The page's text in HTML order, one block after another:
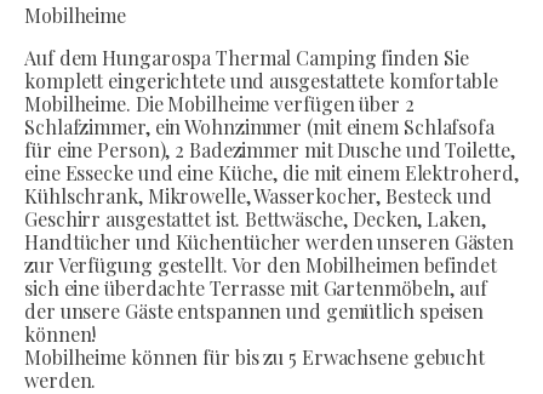
Mobilheime
Auf dem Hungarospa Thermal Camping finden Sie
komplett eingerichtete und ausgestattete komfortable
Mobilheime. Die Mobilheime verfügen über 2
Schlafzimmer, ein Wohnzimmer (mit einem Schlafsofa
für eine Person), 2 Badezimmer mit Dusche und Toilette,
eine Essecke und eine Küche, die mit einem Elektroherd,
Kühlschrank, Mikrowelle, Wasserkocher, Besteck und
Geschirr ausgestattet ist. Bettwäsche, Decken, Laken,
Handtücher und Küchentücher werden unseren Gästen
zur Verfügung gestellt. Vor den Mobilheimen befindet
sich eine überdachte Terrasse mit Gartenmöbeln, auf
der unsere Gäste entspannen und gemütlich speisen
können!
Mobilheime können für bis zu 5 Erwachsene gebucht
werden.